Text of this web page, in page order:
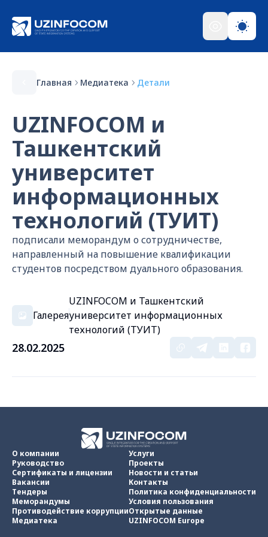
Главная Медиатека Детали
UZINFOCOM и
Ташкентский
университет
информационных
технологий (ТУИТ)
подписали меморандум о сотрудничестве,
направленный на повышение квалификации
студентов посредством дуального образования.
Галерея
UZINFOCOM и Ташкентский
университет информационных
технологий (ТУИТ)
28.02.2025
О компании
Руководство
Сертификаты и лицензии
Вакансии
Тендеры
Меморандумы
Противодействие коррупции
Медиатека
Услуги
Проекты
Новости и статьи
Контакты
Политика конфиденциальности
Условия пользования
Открытые данные
UZINFOCOM Europe